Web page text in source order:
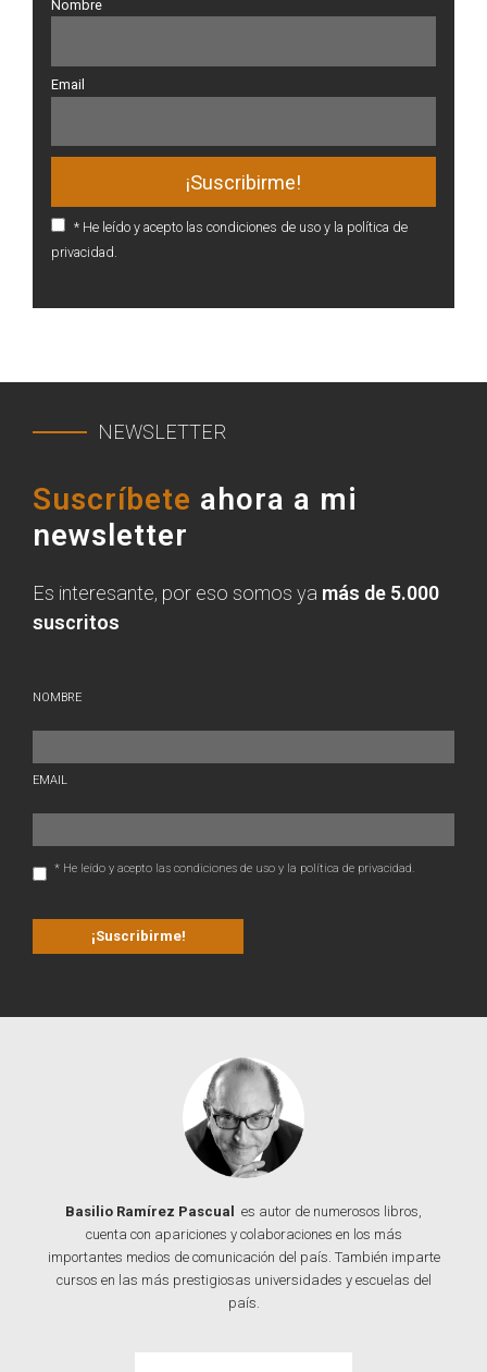
Nombre
Email
* He leído y acepto las condiciones de uso y la política de
privacidad.
NEWSLETTER
Suscríbete ahora a mi
newsletter
Es interesante, por eso somos ya más de 5.000
suscritos
NOMBRE
EMAIL
* He leído y acepto las condiciones de uso y la política de privacidad.
Basilio Ramírez Pascual
es autor de numerosos libros,
cuenta con apariciones y colaboraciones en los más
importantes medios de comunicación del país. También imparte
cursos en las más prestigiosas universidades y escuelas del
país.